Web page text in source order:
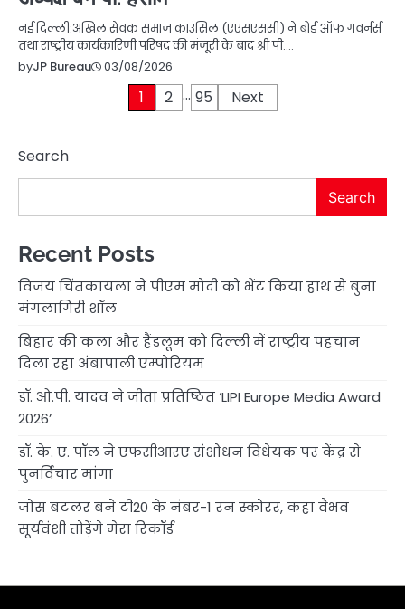
नई दिल्ली:अखिल सेवक समाज काउंसिल (एएसएससी) ने बोर्ड ऑफ गवर्नर्स
तथा राष्ट्रीय कार्यकारिणी परिषद की मंजूरी के बाद श्री पी.…
byJP Bureau 03/08/2026
1 2 … 95 Next
Search
Search
Recent Posts
विजय चिंतकायला ने पीएम मोदी को भेंट किया हाथ से बुना
मंगलागिरी शॉल
बिहार की कला और हैंडलूम को दिल्ली में राष्ट्रीय पहचान
दिला रहा अंबापाली एम्पोरियम
डॉ. ओ.पी. यादव ने जीता प्रतिष्ठित ‘LIPI Europe Media Award
2026’
डॉ. के. ए. पॉल ने एफसीआरए संशोधन विधेयक पर केंद्र से
पुनर्विचार मांगा
जोस बटलर बने टी20 के नंबर-1 रन स्कोरर, कहा वैभव
सूर्यवंशी तोड़ेंगे मेरा रिकॉर्ड